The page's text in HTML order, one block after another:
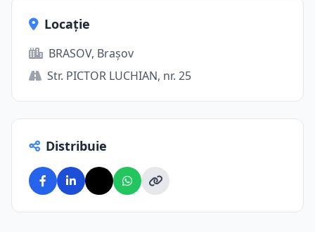
Locație
BRASOV, Brașov
Str. PICTOR LUCHIAN, nr. 25
Distribuie